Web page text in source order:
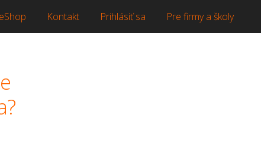
eShop Kontakt Prihlásiť sa Pre firmy a školy